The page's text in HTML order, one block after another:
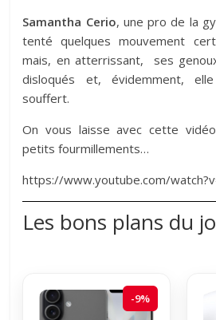
Samantha Cerio, une pro de la
tenté quelques mouvement
mais, en atterrissant, ses
disloqués et, évidemment,
souffert.
On vous laisse avec cette
petits fourmillements…
https://www.youtube.com/
Les bons plans du
-9%